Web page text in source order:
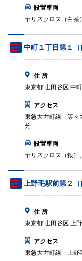
設置車両
ヤリスクロス（白茶）
中町１丁目第１（
住 所
東京都 世田谷区 中
アクセス
東急大井町線「等々
分
設置車両
ヤリスクロス（銀）
上野毛駅前第２（
住 所
東京都 世田谷区 上
アクセス
東急大井町線「上野